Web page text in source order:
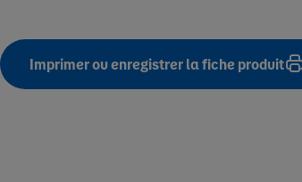
Imprimer ou enregistrer la fiche produit